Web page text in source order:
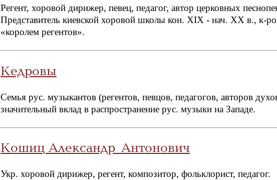
Регент, хоровой дирижер, певец, педагог, автор церковных
Представитель киевской хоровой школы кон. ХIХ - нач. ХХ в., к-
«королем регентов».
Кедровы
Семья рус. музыкантов (регентов, певцов, педагогов, авторов
значительный вклад в распространение рус. музыки на Западе.
Кошиц Александр Антонович
Укр. хоровой дирижер, регент, композитор, фольклорист, педагог.